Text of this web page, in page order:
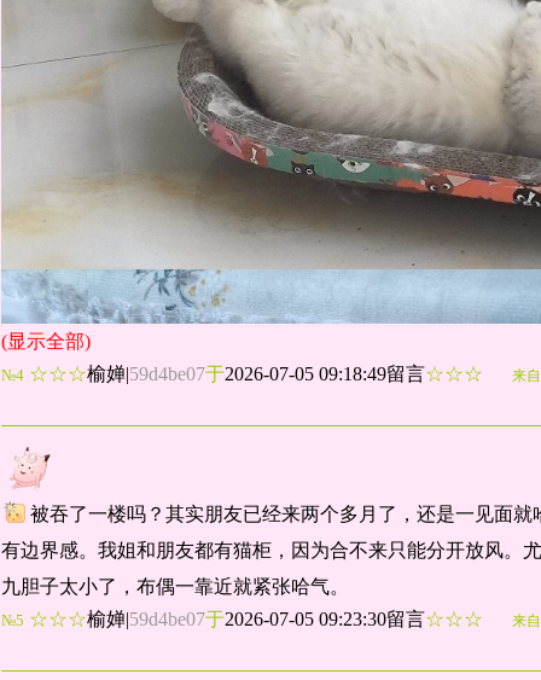
(显示全部)
№4 ☆☆☆榆婵|59d4be07于2026-07-05 09:18:49留言☆☆☆ 来
被吞了一楼吗？其实朋友已经来两个多月了，还是一见面
有边界感。我姐和朋友都有猫柜，因为合不来只能分开放风。
九胆子太小了，布偶一靠近就紧张哈气。
№5 ☆☆☆榆婵|59d4be07于2026-07-05 09:23:30留言☆☆☆ 来